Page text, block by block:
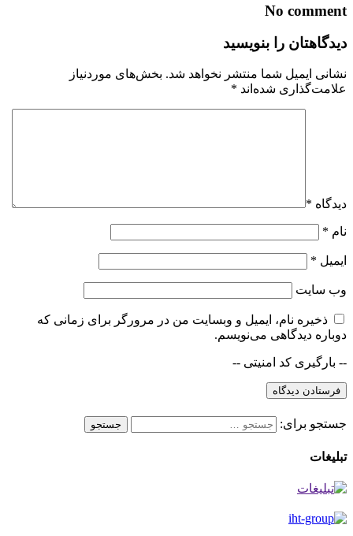
No comment
دیدگاهتان را بنویسید
نشانی ایمیل شما منتشر نخواهد شد. بخش‌های موردنیاز
علامت‌گذاری شده‌اند *
دیدگاه *
نام *
ایمیل *
وب‌ سایت
ذخیره نام، ایمیل و وبسایت من در مرورگر برای زمانی که
دوباره دیدگاهی می‌نویسم.
-- بارگیری کد امنیتی --
فرستادن دیدگاه
جستجو برای: جستجو
تبلیغات